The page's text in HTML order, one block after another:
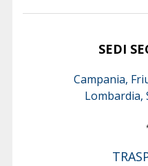
SEDI
Campania,
Lombardia,